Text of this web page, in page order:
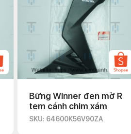
Bững Winner đen mờ R
tem cánh chim xám
SKU: 64600K56V90ZA